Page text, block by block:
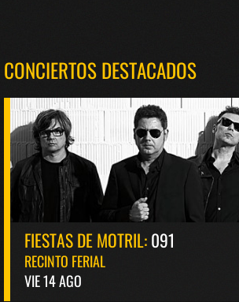
CONCIERTOS DESTACADOS
FIESTAS DE MOTRIL:091
RECINTO FERIAL
VIE 14 AGO